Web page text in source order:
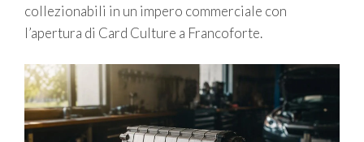
collezionabili in un impero commerciale con
l’apertura di Card Culture a Francoforte.